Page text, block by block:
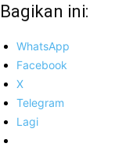
Bagikan ini:
WhatsApp
Facebook
X
Telegram
Lagi